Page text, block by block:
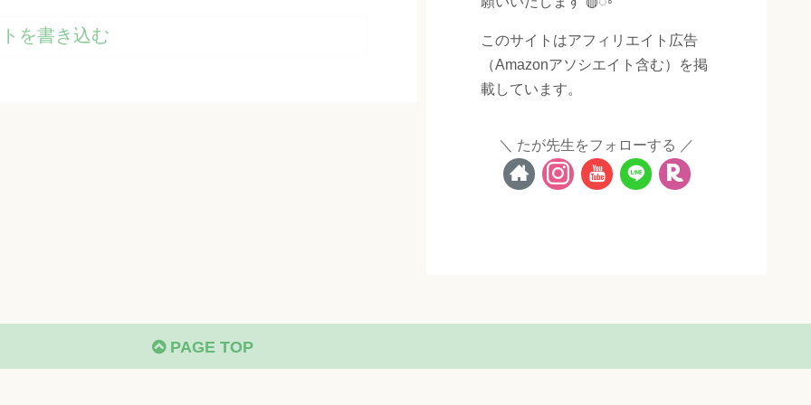
を書き込む
このサイトはアフィリエイト広告
（Amazonアソシエイト含む）を掲
載しています。
たが先生をフォローする
PAGE TOP